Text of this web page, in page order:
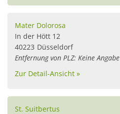
Mater Dolorosa
In der Hött 12
40223 Düsseldorf
Entfernung von PLZ: Keine Angabe
Zur Detail-Ansicht »
St. Suitbertus